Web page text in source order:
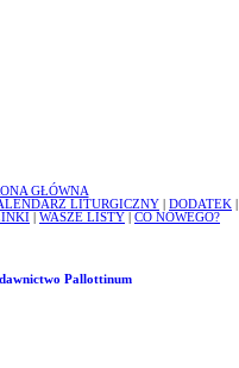
GŁÓWNA
LITURGICZNY DODATEK
WASZE LISTY CO NOWEGO?
Pallottinum